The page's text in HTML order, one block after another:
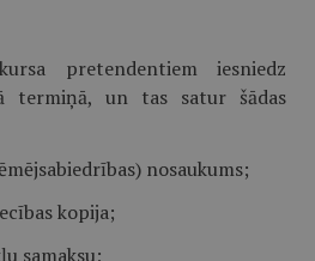
pretendentiem iesniedz
termiņā, un tas satur šādas
nosaukums;
kopija;
samaksu;